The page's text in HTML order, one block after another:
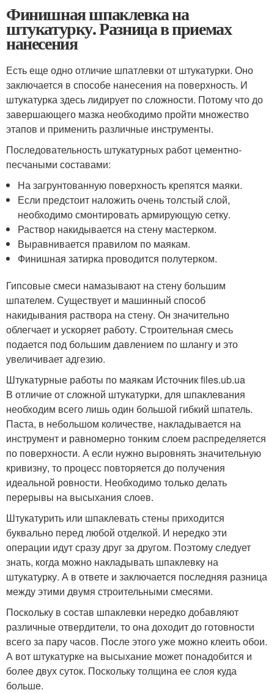
Финишная шпаклевка на
штукатурку. Разница в приемах
нанесения
Есть еще одно отличие шпатлевки от штукатурки. Оно
заключается в способе нанесения на поверхность. И
штукатурка здесь лидирует по сложности. Потому что до
завершающего мазка необходимо пройти множество
этапов и применить различные инструменты.
Последовательность штукатурных работ цементно-
песчаными составами:
На загрунтованную поверхность крепятся маяки.
Если предстоит наложить очень толстый слой,
необходимо смонтировать армирующую сетку.
Раствор накидывается на стену мастерком.
Выравнивается правилом по маякам.
Финишная затирка проводится полутерком.
Гипсовые смеси намазывают на стену большим
шпателем. Существует и машинный способ
накидывания раствора на стену. Он значительно
облегчает и ускоряет работу. Строительная смесь
подается под большим давлением по шлангу и это
увеличивает адгезию.
Штукатурные работы по маякам Источник files.ub.ua
В отличие от сложной штукатурки, для шпаклевания
необходим всего лишь один большой гибкий шпатель.
Паста, в небольшом количестве, накладывается на
инструмент и равномерно тонким слоем распределяется
по поверхности. А если нужно выровнять значительную
кривизну, то процесс повторяется до получения
идеальной ровности. Необходимо только делать
перерывы на высыхания слоев.
Штукатурить или шпаклевать стены приходится
буквально перед любой отделкой. И нередко эти
операции идут сразу друг за другом. Поэтому следует
знать, когда можно накладывать шпаклевку на
штукатурку. А в ответе и заключается последняя разница
между этими двумя строительными смесями.
Поскольку в состав шпаклевки нередко добавляют
различные отвердители, то она доходит до готовности
всего за пару часов. После этого уже можно клеить обои.
А вот штукатурке на высыхание может понадобится и
более двух суток. Поскольку толщина ее слоя куда
больше.